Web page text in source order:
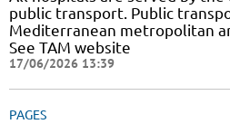
public transport. Public
Mediterranean metropolitan
See TAM website
17/06/2026 13:39
PAGES